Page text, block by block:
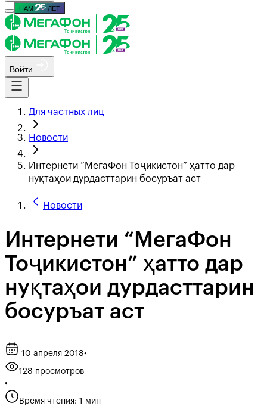
НАМ ЛЕТ
Войти
Для частных лиц
Новости
Интернети “МегаФон Тоҷикистон” ҳатто дар
нуқтаҳои дурдасттарин босуръат аст
Новости
Интернети “МегаФон
Тоҷикистон” ҳатто дар
нуқтаҳои дурдасттарин
босуръат аст
10 апреля 2018•
128 просмотров
•
Время чтения: 1 мин